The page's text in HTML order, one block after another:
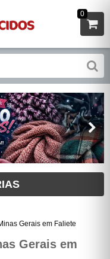
0
Gerais em Faliete
Gerais em